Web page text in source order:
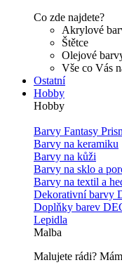
Co zde najdete?
Akrylové
Štětce
Olejové
Vše co Vás
Ostatní
Hobby
Hobby
Barvy Fantasy
Barvy na keramiku
Barvy na kůži
Barvy na sklo a
Barvy na textil a
Dekorativní barvy
Doplňky barev
Lepidla
Malba
Malujete rádi?